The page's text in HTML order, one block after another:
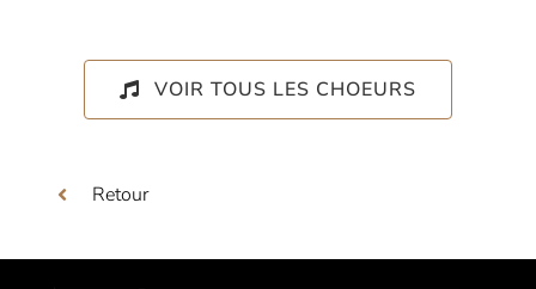
VOIR TOUS LES CHOEURS
Retour